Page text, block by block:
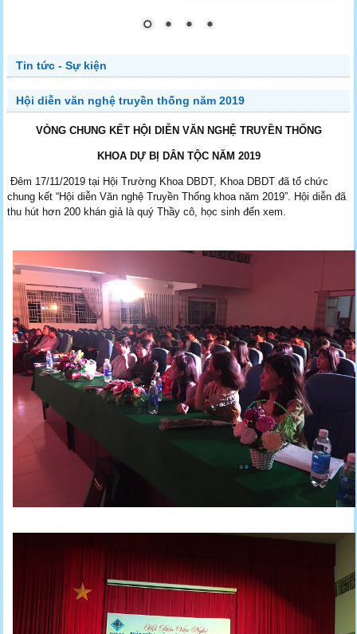
Tin tức - Sự kiện
Hội diễn văn nghệ truyền thống năm 2019
VÒNG CHUNG KẾT HỘI DIỄN VĂN NGHỆ TRUYỀN THỐNG
KHOA DỰ BỊ DÂN TỘC NĂM 2019
Đêm 17/11/2019 tại Hội Trường Khoa DBDT, Khoa DBDT đã tổ chức
chung kết “Hội diễn Văn nghệ Truyền Thống khoa năm 2019”. Hội diễn đã
thu hút hơn 200 khán giả là quý Thầy cô, học sinh đến xem.